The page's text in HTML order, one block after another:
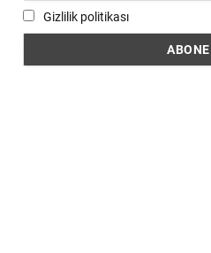
Gizlilik politikası